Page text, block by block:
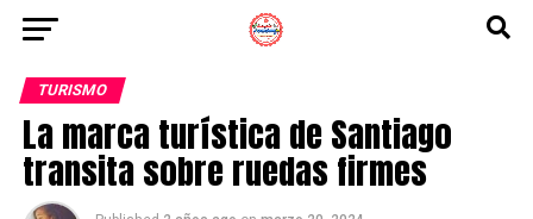
TURISMO
La marca turística de Santiago
transita sobre ruedas firmes